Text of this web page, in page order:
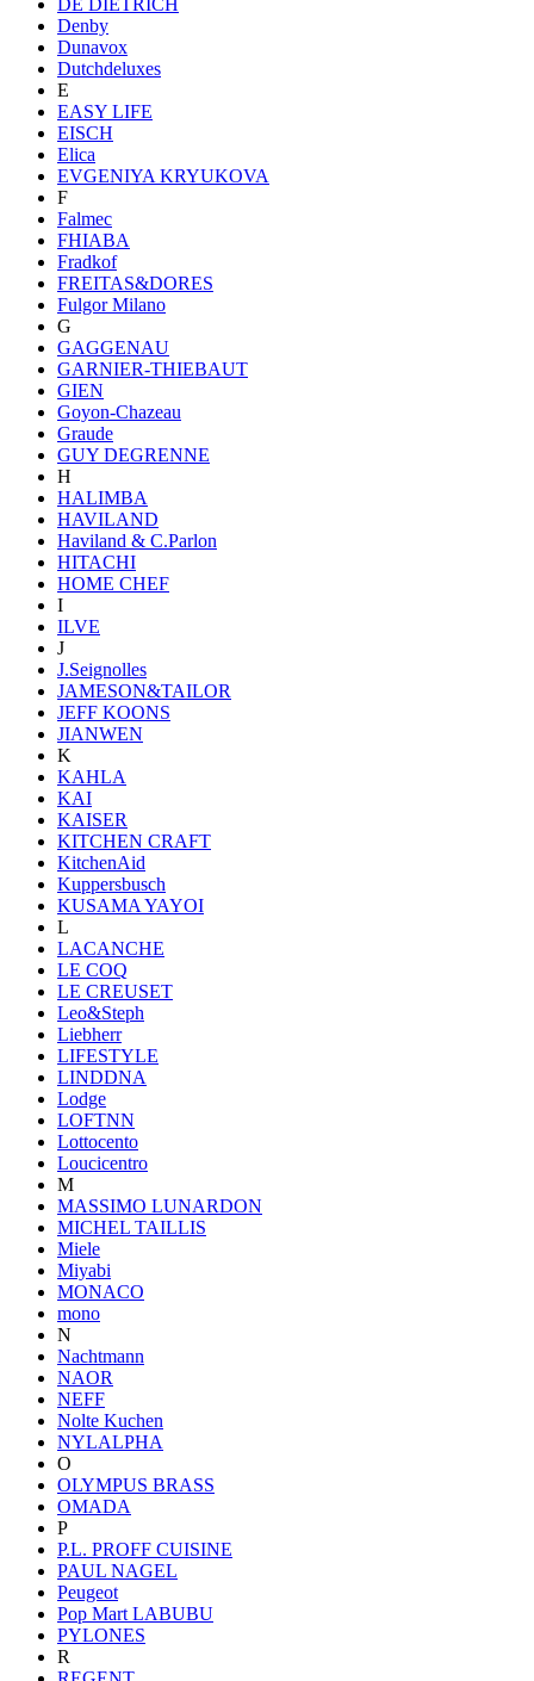
Denby
Dunavox
Dutchdeluxes
E
EASY LIFE
EISCH
Elica
EVGENIYA KRYUKOVA
F
Falmec
FHIABA
Fradkof
FREITAS&DORES
Fulgor Milano
G
GAGGENAU
GARNIER-THIEBAUT
GIEN
Goyon-Chazeau
Graude
GUY DEGRENNE
H
HALIMBA
HAVILAND
Haviland & C.Parlon
HITACHI
HOME CHEF
I
ILVE
J
J.Seignolles
JAMESON&TAILOR
JEFF KOONS
JIANWEN
K
KAHLA
KAI
KAISER
KITCHEN CRAFT
KitchenAid
Kuppersbusch
KUSAMA YAYOI
L
LACANCHE
LE COQ
LE CREUSET
Leo&Steph
Liebherr
LIFESTYLE
LINDDNA
Lodge
LOFTNN
Lottocento
Loucicentro
M
MASSIMO LUNARDON
MICHEL TAILLIS
Miele
Miyabi
MONACO
mono
N
Nachtmann
NAOR
NEFF
Nolte Kuchen
NYLALPHA
O
OLYMPUS BRASS
OMADA
P
P.L. PROFF CUISINE
PAUL NAGEL
Peugeot
Pop Mart LABUBU
PYLONES
R